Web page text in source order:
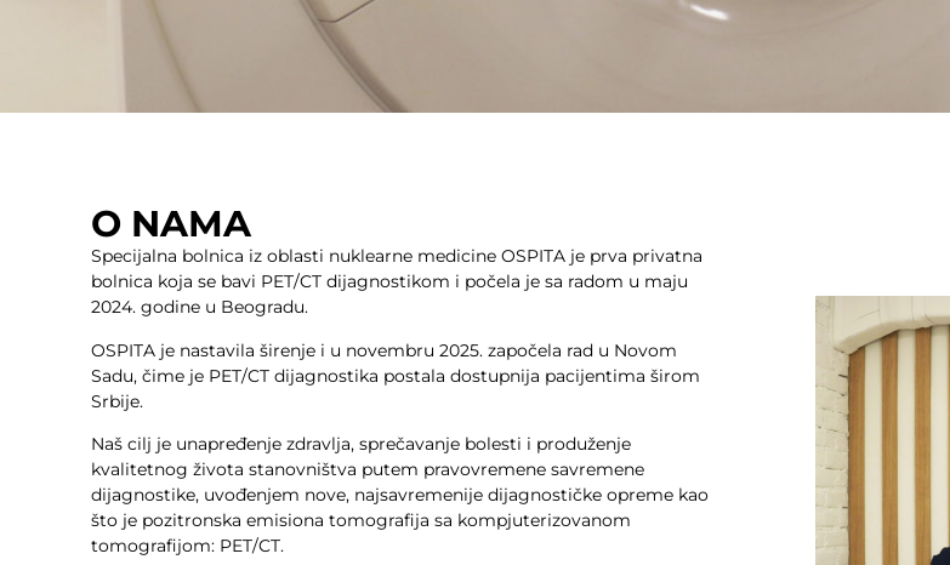
O NAMA
Specijalna bolnica iz oblasti nuklearne medicine OSPITA je prva privatna
bolnica koja se bavi PET/CT dijagnostikom i počela je sa radom u maju
2024. godine u Beogradu.
OSPITA je nastavila širenje i u novembru 2025. započela rad u Novom
Sadu, čime je PET/CT dijagnostika postala dostupnija pacijentima širom
Srbije.
Naš cilj je unapređenje zdravlja, sprečavanje bolesti i produženje
kvalitetnog života stanovništva putem pravovremene savremene
dijagnostike, uvođenjem nove, najsavremenije dijagnostičke opreme kao
što je pozitronska emisiona tomografija sa kompjuterizovanom
tomografijom: PET/CT.